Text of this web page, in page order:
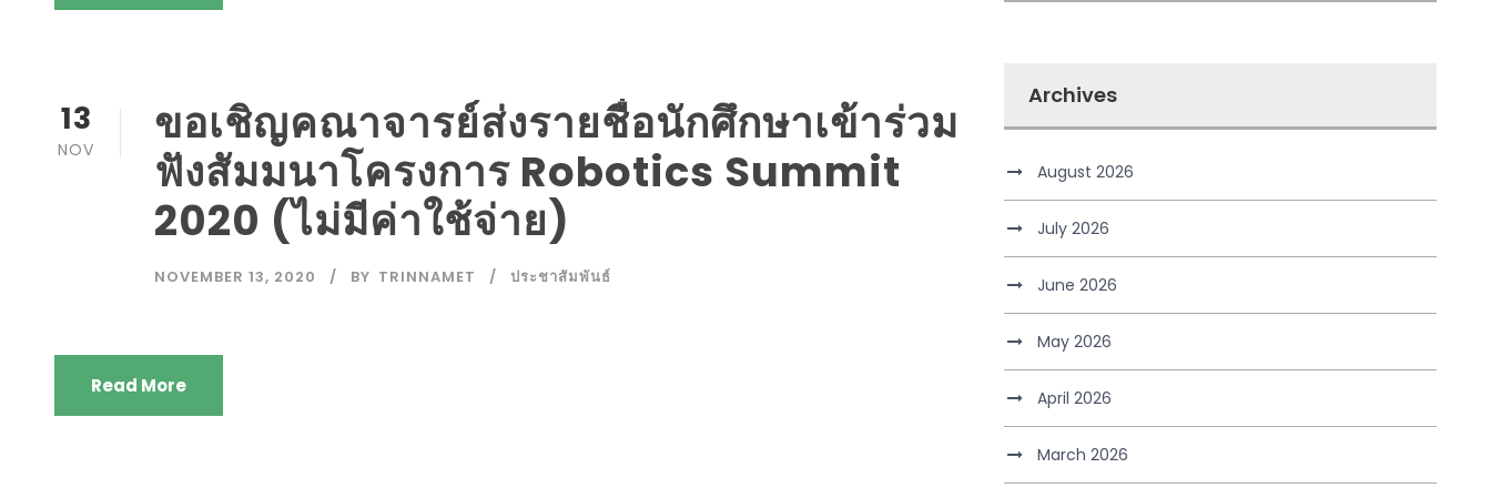
13
NOV
ขอเชิญคณาจารย์ส่งรายชื่อนักศึกษาเข้าร่วม
ฟังสัมมนาโครงการ Robotics Summit
2020 (ไม่มีค่าใช้จ่าย)
NOVEMBER 13, 2020 BY TRINNAMET ประชาสัมพันธ์
Read More
Archives
August 2026
July 2026
June 2026
May 2026
April 2026
March 2026